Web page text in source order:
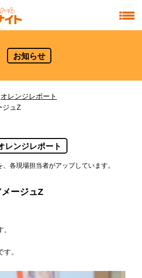
お知らせ
オレンジレポート
ュZ
レンジレポート
各現場担当者がアップしています。
ージュZ
。